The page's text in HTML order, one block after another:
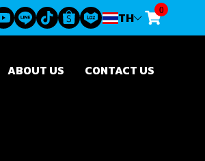
TH 0
ABOUT US CONTACT US